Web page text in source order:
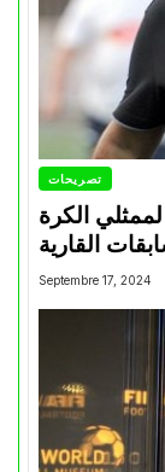
تصريحات
الكرة
Septembre 17, 2024